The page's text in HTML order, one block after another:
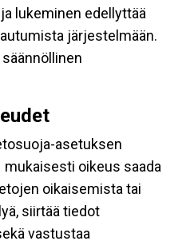
lukeminen edellyttää
järjestelmään.
asetuksen
oikeus saada
oikaisemista tai
siirtää tiedot
vastustaa